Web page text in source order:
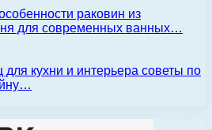
раковин из
для современных ванных…
кухни и интерьера советы по